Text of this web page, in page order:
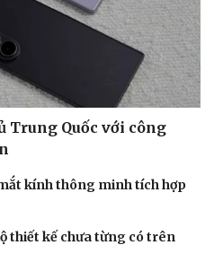
Trung Quốc với công
kính thông minh tích hợp
thiết kế chưa từng có trên